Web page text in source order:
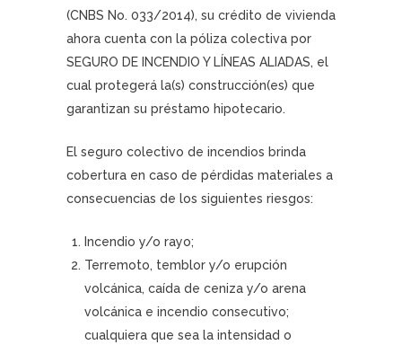
(CNBS No. 033/2014), su crédito de vivienda
ahora cuenta con la póliza colectiva por
SEGURO DE INCENDIO Y LÍNEAS ALIADAS, el
cual protegerá la(s) construcción(es) que
garantizan su préstamo hipotecario.
El seguro colectivo de incendios brinda
cobertura en caso de pérdidas materiales a
consecuencias de los siguientes riesgos:
Incendio y/o rayo;
Terremoto, temblor y/o erupción
volcánica, caída de ceniza y/o arena
volcánica e incendio consecutivo;
cualquiera que sea la intensidad o